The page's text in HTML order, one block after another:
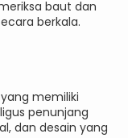
baut dan
berkala.
memiliki
penunjang
dan desain yang